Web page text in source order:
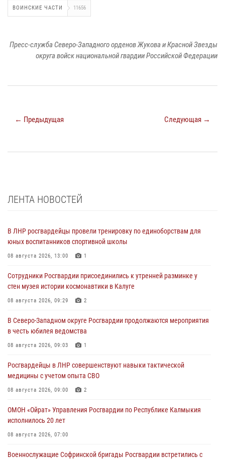
ВОИНСКИЕ ЧАСТИ 11656
Пресс-служба Северо-Западного орденов Жукова и Красной Звезды
округа войск национальной гвардии Российской Федерации
← Предыдущая Следующая →
ЛЕНТА НОВОСТЕЙ
В ЛНР росгвардейцы провели тренировку по единоборствам для
юных воспитанников спортивной школы
08 августа 2026, 13:00 1
Сотрудники Росгвардии присоединились к утренней разминке у
стен музея истории космонавтики в Калуге
08 августа 2026, 09:29 2
В Северо-Западном округе Росгвардии продолжаются мероприятия
в честь юбилея ведомства
08 августа 2026, 09:03 1
Росгвардейцы в ЛНР совершенствуют навыки тактической
медицины с учетом опыта СВО
08 августа 2026, 09:00 2
ОМОН «Ойрат» Управления Росгвардии по Республике Калмыкия
исполнилось 20 лет
08 августа 2026, 07:00
Военнослужащие Софринской бригады Росгвардии встретились с